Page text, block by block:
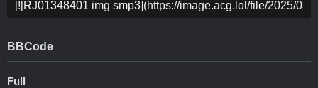
BBCode
Full